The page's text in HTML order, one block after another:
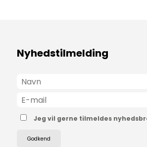
Nyhedstilmelding
Jeg vil gerne tilmeldes
Godkend